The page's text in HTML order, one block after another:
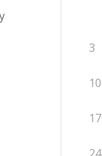
3
10
17